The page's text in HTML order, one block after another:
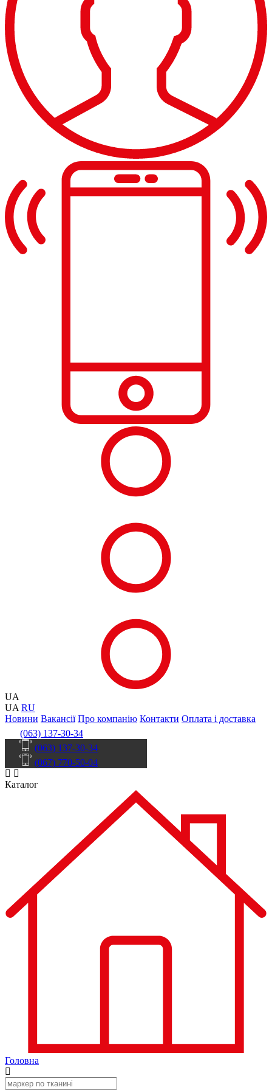
UA
UA RU
Новини Вакансії Про компанію Контакти Оплата і доставка
(063) 137-30-34
(063) 137-30-34
(067) 770-50-04
Каталог
Головна